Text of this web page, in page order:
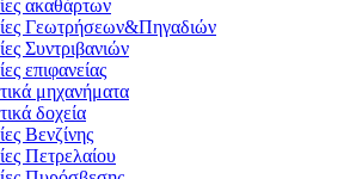
ακαθάρτων
Γεωτρήσεων&Πηγαδιών
Συντριβανιών
επιφανείας
μηχανήματα
δοχεία
Βενζίνης
Πετρελαίου